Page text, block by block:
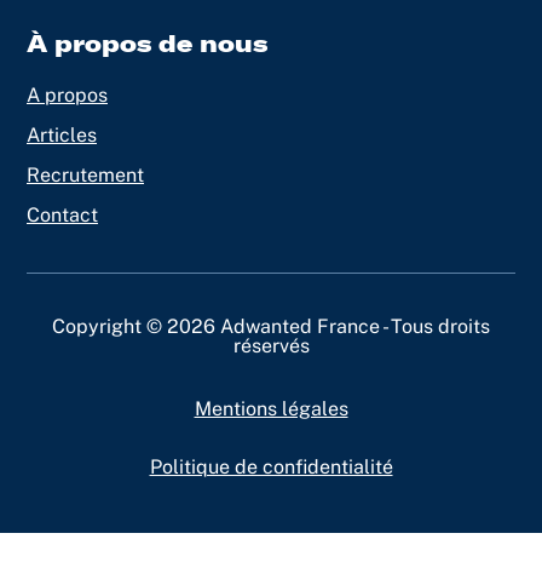
À propos de nous
A propos
Articles
Recrutement
Contact
Copyright © 2026 Adwanted France - Tous droits
réservés
Mentions légales
Politique de confidentialité